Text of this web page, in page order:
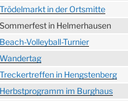
in der Ortsmitte
in Helmerhausen
Volleyball-Turnier
in Hengstenberg
im Burghaus